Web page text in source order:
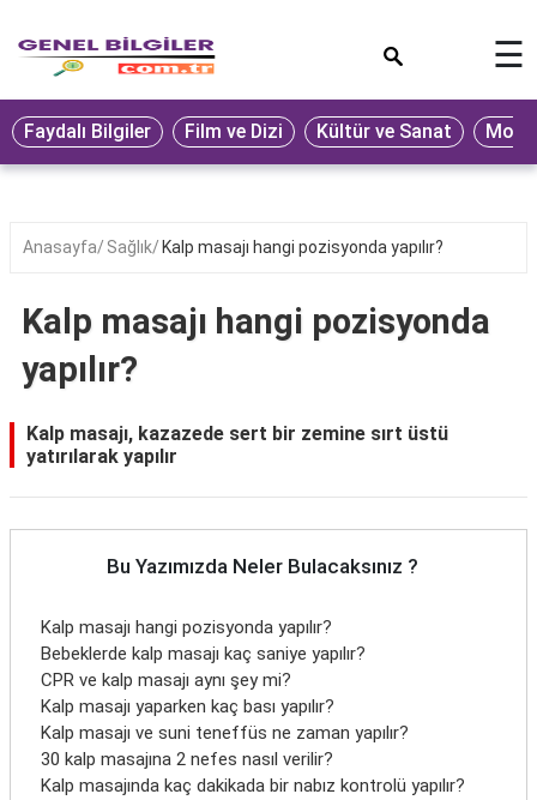
Eğitim
Ekonomi
Seyahat
Oyun
Yaşam
Hukuk
☰
Faydalı Bilgiler Film ve Dizi Kültür ve Sanat
Anasayfa Sağlık Kalp masajı hangi pozisyonda yapılır?
Kalp masajı hangi pozisyonda
yapılır?
Kalp masajı, kazazede sert bir zemine sırt üstü
yatırılarak yapılır
Bu Yazımızda Neler Bulacaksınız ?
Kalp masajı hangi pozisyonda yapılır?
Bebeklerde kalp masajı kaç saniye yapılır?
CPR ve kalp masajı aynı şey mi?
Kalp masajı yaparken kaç bası yapılır?
Kalp masajı ve suni teneffüs ne zaman yapılır?
30 kalp masajına 2 nefes nasıl verilir?
Kalp masajında kaç dakikada bir nabız kontrolü yapılır?